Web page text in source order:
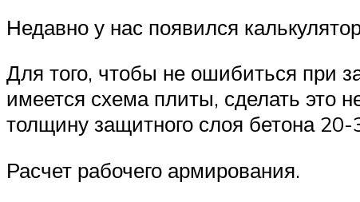
Недавно у нас появился
Для того, чтобы не ошибиться при
имеется схема плиты, сделать это
толщину защитного слоя бетона
Расчет рабочего армирования.